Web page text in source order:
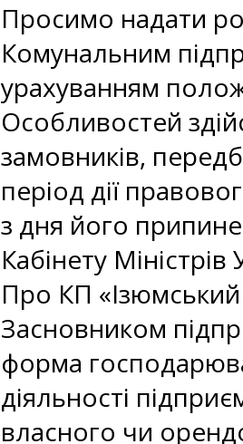
Просимо надати
Комунальним
урахуванням
Особливостей
замовників,
період дії
з дня його
Кабінету
Про КП
Засновником
форма
діяльності
власного чи